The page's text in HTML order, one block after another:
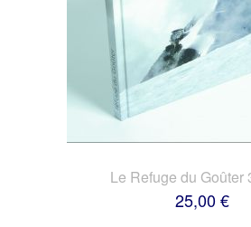
Le Refuge du Goûter
25,00 €